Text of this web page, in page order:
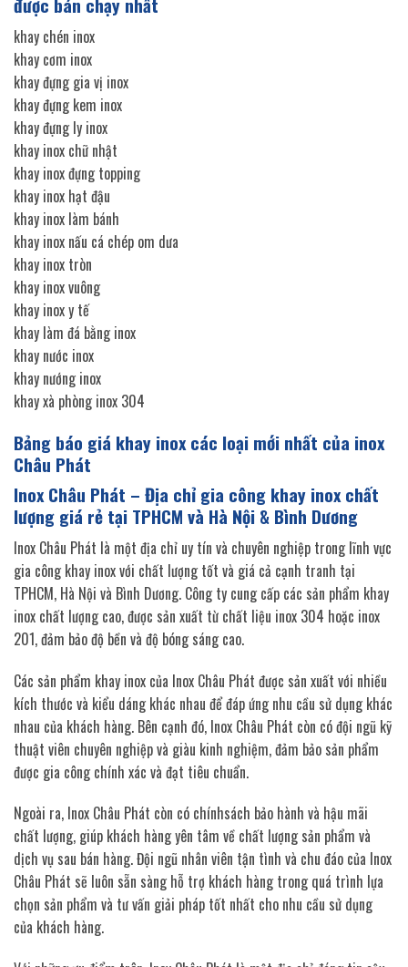
khay chén inox
khay cơm inox
khay đựng gia vị inox
khay đựng kem inox
khay đựng ly inox
khay inox chữ nhật
khay inox đựng topping
khay inox hạt đậu
khay inox làm bánh
khay inox nấu cá chép om dưa
khay inox tròn
khay inox vuông
khay inox y tế
khay làm đá bằng inox
khay nước inox
khay nướng inox
khay xà phòng inox 304
Bảng báo giá khay inox các loại mới nhất của inox
Châu Phát
Inox Châu Phát – Địa chỉ gia công khay inox chất
lượng giá rẻ tại TPHCM và Hà Nội & Bình Dương
Inox Châu Phát là một địa chỉ uy tín và chuyên nghiệp trong lĩnh vực
gia công khay inox với chất lượng tốt và giá cả cạnh tranh tại
TPHCM, Hà Nội và Bình Dương. Công ty cung cấp các sản phẩm khay
inox chất lượng cao, được sản xuất từ chất liệu inox 304 hoặc inox
201, đảm bảo độ bền và độ bóng sáng cao.
Các sản phẩm khay inox của Inox Châu Phát được sản xuất với nhiều
kích thước và kiểu dáng khác nhau để đáp ứng nhu cầu sử dụng khác
nhau của khách hàng. Bên cạnh đó, Inox Châu Phát còn có đội ngũ kỹ
thuật viên chuyên nghiệp và giàu kinh nghiệm, đảm bảo sản phẩm
được gia công chính xác và đạt tiêu chuẩn.
Ngoài ra, Inox Châu Phát còn có chínhsách bảo hành và hậu mãi
chất lượng, giúp khách hàng yên tâm về chất lượng sản phẩm và
dịch vụ sau bán hàng. Đội ngũ nhân viên tận tình và chu đáo của Inox
Châu Phát sẽ luôn sẵn sàng hỗ trợ khách hàng trong quá trình lựa
chọn sản phẩm và tư vấn giải pháp tốt nhất cho nhu cầu sử dụng
của khách hàng.